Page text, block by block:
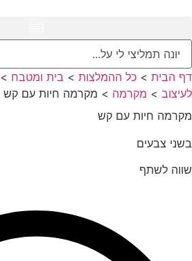
דף הבית > כל ההמלצות > בית ומטבח >
לעיצוב > מקרמה > מקרמה חיות עם קש
מקרמה חיות עם קש
בשני צבעים
שווה לשתף